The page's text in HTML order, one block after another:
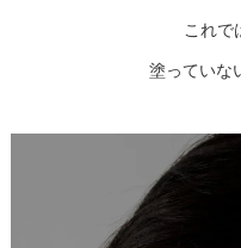
これで
塗っていな